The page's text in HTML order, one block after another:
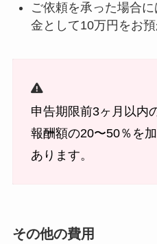
ご依頼を承った場合
金として10万円をお預
申告期限前3ヶ月以内
報酬額の20〜50％を
あります。
その他の費用